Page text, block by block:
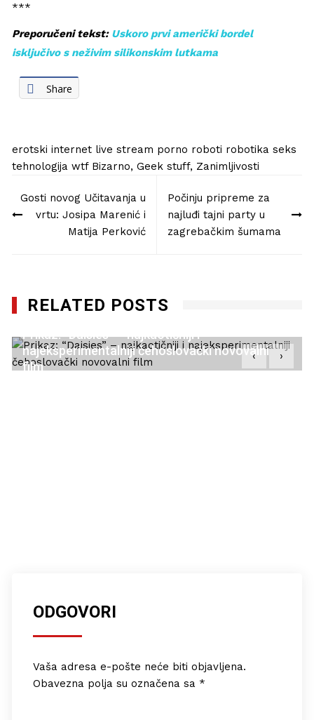
***
Preporučeni tekst: Uskoro prvi američki bordel
isključivo s neživim silikonskim lutkama
Share
erotski internet live stream porno roboti robotika seks
tehnologija wtf Bizarno,Geek stuff, Zanimljivosti
objava
Gosti novog Učitavanja u
vrtu: Josipa Marenić i
Matija Perković
Počinju pripreme za
najluđi tajni party u
zagrebačkim šumama
RELATED POSTS
Prikaz: “Daisies” – najkaotičniji i
najeksperimentalniji čehoslovački novovalni
film
‹ ›
ODGOVORI
Vaša adresa e-pošte neće biti objavljena.
Obavezna polja su označena sa *